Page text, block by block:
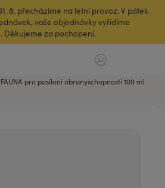
8. přecházíme na letní provoz. V pátek
vaše objednávky vyřídíme
Děkujeme za pochopení.
pro posílení obranyschopnosti 100 ml